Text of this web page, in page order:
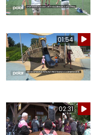
01:54
02:31